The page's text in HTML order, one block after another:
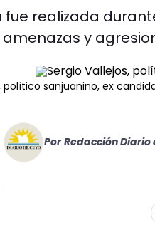
fue realizada
y
político sanjuanino, ex
Por Redacción Diario